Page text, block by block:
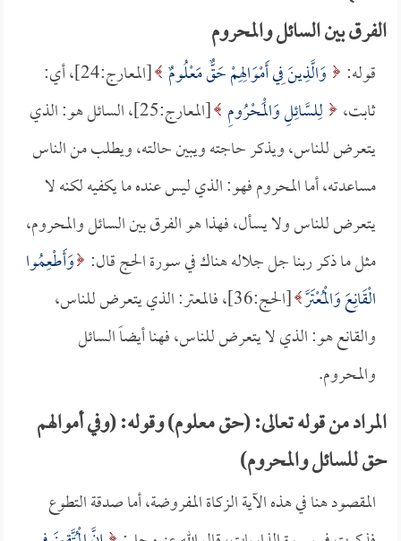
الفرق بين السائل والمحروم
قوله: وَالَّذِينَ فِي أَمْوَالِهِمْ حَقٌّ مَعْلُومٌ
[المعارج:24]، أي:
ثابت،
لِلسَّائِلِ وَالْمَحْرُومِ
[المعارج:25]، السائل هو: الذي
يتعرض للناس، ويذكر حاجته ويبين حالته، ويطلب من الناس
مساعدته، أما المحروم فهو: الذي ليس عنده ما يكفيه لكنه لا
يتعرض للناس ولا يسأل، فهذا هو الفرق بين السائل والمحروم،
مثل ما ذكر ربنا جل جلاله هناك في سورة الحج قال: وَأَطْعِمُوا
الْقَانِعَ وَالْمُعْتَرَّ
[الحج:36]، فالمعتر: الذي يتعرض للناس،
والقانع هو: الذي لا يتعرض للناس، فهنا أيضاً السائل
والمحروم.
المراد من قوله تعالى: (حق معلوم) وقوله: (وفي أموالهم
حق للسائل والمحروم)
المقصود هنا في هذه الآية الزكاة المفروضة، أما صدقة التطوع